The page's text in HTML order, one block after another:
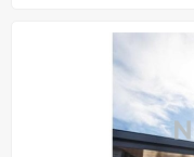
システムキッチン